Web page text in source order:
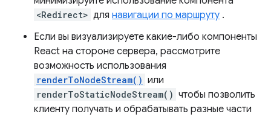
<Redirect> для навигации по маршруту .
Если вы визуализируете какие-либо компоненты
React на стороне сервера, рассмотрите
возможность использования
renderToNodeStream() или
renderToStaticNodeStream() чтобы позволить
клиенту получать и обрабатывать разные части